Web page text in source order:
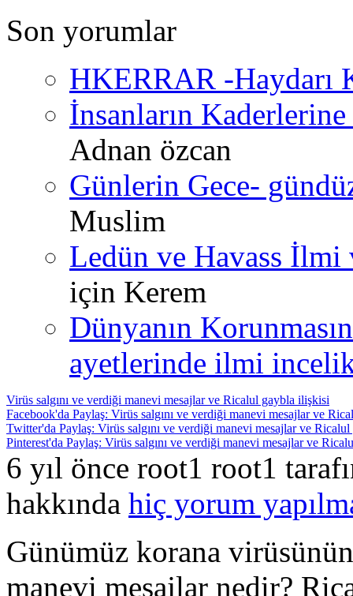
Son yorumlar
HKERRAR -Haydarı
İnsanların
Adnan özcan
Günlerin Gece-
Muslim
Ledün ve Havass İlmi
için Kerem
Dünyanın
ayetlerinde ilmi
Virüs salgını ve verdiği manevi mesajlar ve Ricalul gaybla ilişkisi
Facebook'da Paylaş: Virüs salgını ve verdiği manevi mesajlar ve
Twitter'da Paylaş: Virüs salgını ve verdiği manevi mesajlar ve
Pinterest'da Paylaş: Virüs salgını ve verdiği manevi mesajlar ve
6 yıl önce root1 root1
hakkında hiç yorum
Günümüz korana
manevi mesajlar nedir?